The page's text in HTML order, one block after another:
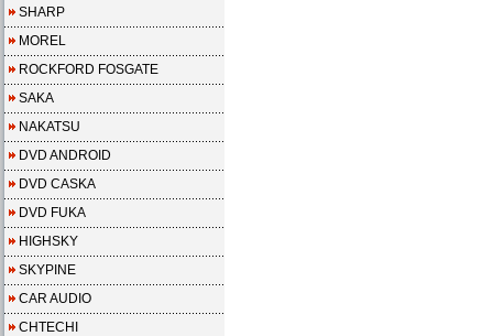
SHARP
MOREL
ROCKFORD FOSGATE
SAKA
NAKATSU
DVD ANDROID
DVD CASKA
DVD FUKA
HIGHSKY
SKYPINE
CAR AUDIO
CHTECHI